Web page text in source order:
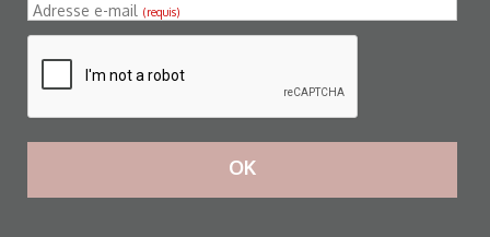
Adresse e-mail (requis)
OK